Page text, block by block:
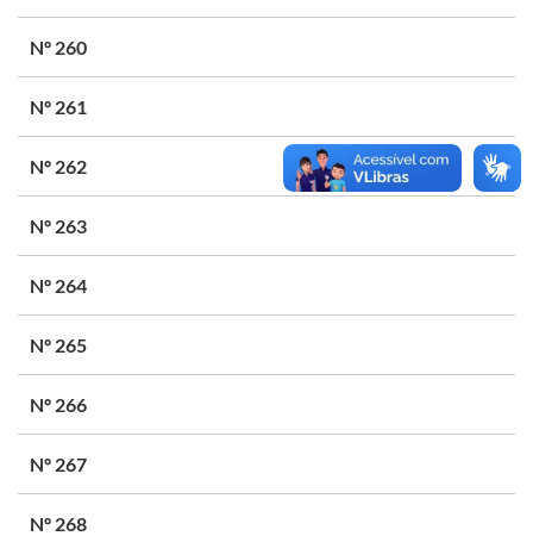
Nº 260
Nº 261
Nº 262
Nº 263
Nº 264
Nº 265
Nº 266
Nº 267
Nº 268